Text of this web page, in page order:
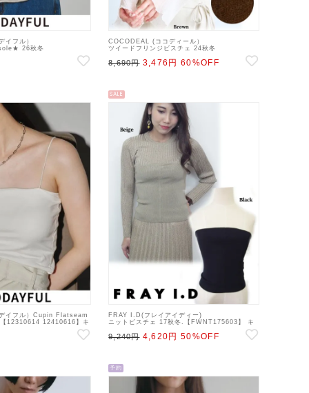
イフル）
26秋冬
ミソール・ベアトップ・ビ
COCODEAL (ココディール）
ツイードフリンジビスチェ 24秋冬
【74518107】キャミソール・ベアトップ・ビス
チェ ss12
8,690円 3,476円 60%OFF
イフル）Cupin Flatseam
12310614 12410616】キ
SALE
FRAY I.D(フレイアイディー)
ニットビスチェ 17秋冬.【FWNT175603】 キ
ャミソール・ベアトップ・ビスチェ sale 22gw
9,240円 4,620円 50%OFF
予約